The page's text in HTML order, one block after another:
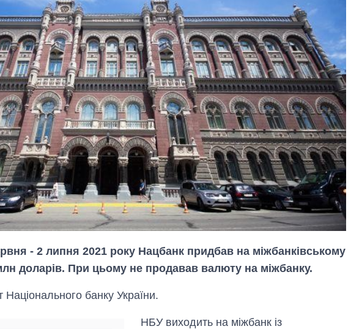
- 2 липня 2021 року Нацбанк придбав на міжбанківському
доларів. При цьому не продавав валюту на міжбанку.
банку України.
НБУ виходить на міжбанк із